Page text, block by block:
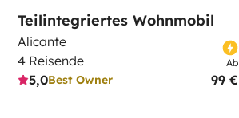
Teilintegriertes Wohnmobil
Alicante
4 Reisende
5,0Best Owner
Ab
99 €